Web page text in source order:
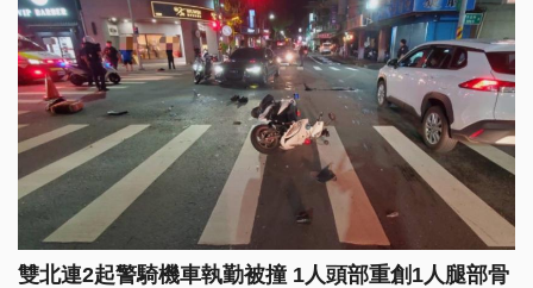
雙北連2起警騎機車執勤被撞 1人頭部重創1人腿部骨